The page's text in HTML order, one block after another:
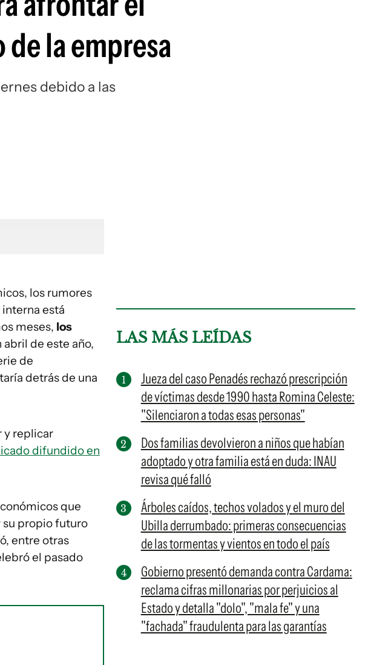
la empresa
debido a las
los rumores
interna está
meses, los
abril de este año,
de
detrás de una
y replicar
difundido en
que
su propio futuro
entre otras
el pasado
LAS MÁS LEÍDAS
Jueza del caso Penadés rechazó prescripción
de víctimas desde 1990 hasta Romina Celeste:
"Silenciaron a todas esas personas"
Dos familias devolvieron a niños que habían
adoptado y otra familia está en duda: INAU
revisa qué falló
Árboles caídos, techos volados y el muro del
Ubilla derrumbado: primeras consecuencias
de las tormentas y vientos en todo el país
Gobierno presentó demanda contra Cardama:
reclama cifras millonarias por perjuicios al
Estado y detalla "dolo", "mala fe" y una
"fachada" fraudulenta para las garantías